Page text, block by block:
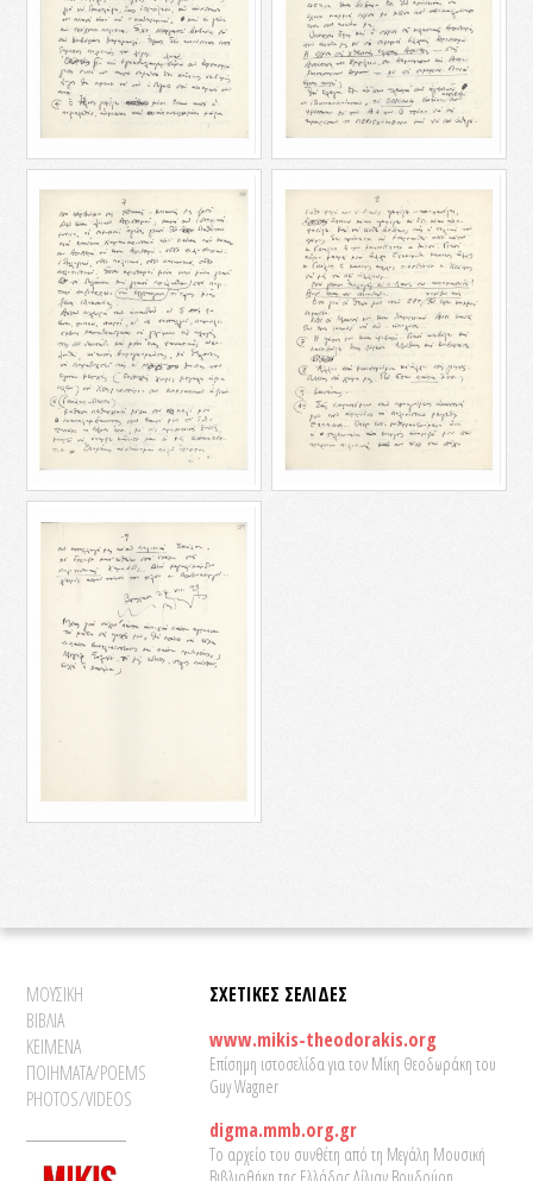
ΜΟΥΣΙΚΗ
ΒΙΒΛΙΑ
ΚΕΙΜΕΝΑ
ΠΟΙΗΜΑΤΑ/POEMS
PHOTOS/VIDEOS
ΣΧΕΤΙΚΕΣ ΣΕΛΙΔΕΣ
www.mikis-theodorakis.org
Επίσημη ιστοσελίδα για τον Μίκη Θεοδωράκη του
Guy Wagner
digma.mmb.org.gr
Το αρχείο του συνθέτη από τη Μεγάλη Μουσική
Βιβλιοθήκη της Ελλάδος Λίλιαν Βουδούρη